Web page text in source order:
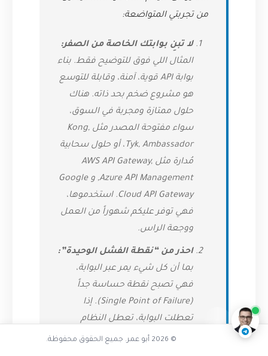
من تجربتي المتواضعة:
لا تبنِ بوابتك الخاصة من الصفر:
المثال اللي فوق للتوضيح فقط. بناء
بوابة API قوية، آمنة، وقابلة للتوسع
هو مشروع ضخم بحد ذاته. هناك
حلول ممتازة ومجربة في السوق،
سواء مفتوحة المصدر مثل Kong,
Tyk, Ambassador
، أو حلول سحابية
مُدارة مثل AWS API Gateway,
Azure API Management, وGoogle
Cloud API Gateway. استخدموها،
فهي توفر عليكم شهوراً من العمل
ووجعة الراس.
احذر من “نقطة الفشل الوحيدة”:
بما أن كل شيء يمر عبر البوابة،
فهي تصبح نقطة حساسة جداً
(Single Point of Failure). إذا
تعطلت البوابة، تعطل النظام
بأكمله. لذلك، تأكد من أن البوابة
لماذا نحتاج بوابة للواجهة البرمجية
@AbuOmarTech_bot
© 2026 أبو عمر. جميع الحقوق محفوظة.